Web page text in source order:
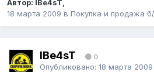
Автор: IBe4sT,
18 марта 2009 в Покупка и продажа
IBe4sT 0
Опубликовано: 18 марта 2009